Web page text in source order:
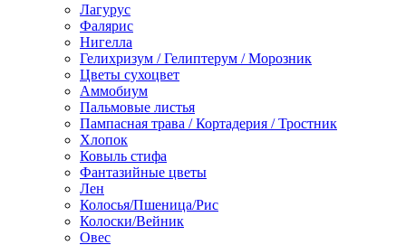
Лагурус
Фалярис
Нигелла
Гелихризум / Гелиптерум / Морозник
Цветы сухоцвет
Аммобиум
Пальмовые листья
Пампасная трава / Кортадерия / Тростник
Хлопок
Ковыль стифа
Фантазийные цветы
Лен
Колосья/Пшеница/Рис
Колоски/Вейник
Овес